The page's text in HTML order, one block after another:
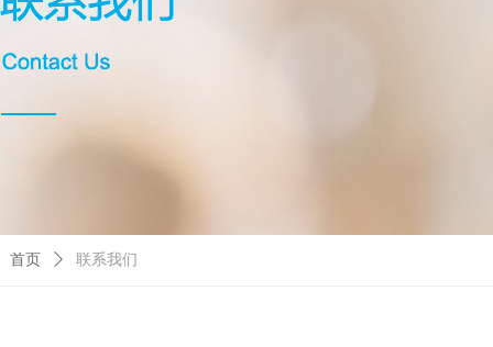
首页 ꄲ 联系我们